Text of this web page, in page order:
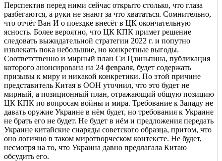
Перспектив перед ними сейчас открыто столько, что глаза
разбегаются, а руки не знают за что хвататься. Сомнительно,
что отчёт Ван И о поездке внесёт в ЦК окончательную
ясность. Более вероятно, что ЦК КПК примет решение
следовать выжидательной стратегии 2022 г. и попутно
извлекать пока небольшие, но конкретные выгоды.
Соответственно и мирный план Си Цзиньпина, публикация
которого анонсирована на 24 февраля, будет содержать
призывы к миру и никакой конкретики. По этой причине
представитель Китая в ООН уточнил, что это будет не
мирный, а позиционный план, отражающий общую позицию
ЦК КПК по вопросам войны и мира. Требование к Западу не
давать оружие Украине в нём будет, но требования к Украине
не брать его не будет. Не будет в нём и предложения передать
Украине китайские снаряды советского образца, притом, что
оно логично в таком миротворческом контексте. Не будет,
несмотря на то, что Украина давно предлагала Китаю
обсудить его.